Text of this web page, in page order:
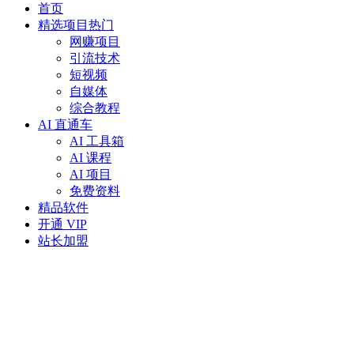
首页
精选项目 热门
网赚项目
引流技术
短视频
自媒体
综合教程
AI 直通车
AI 工具箱
AI 课程
AI 项目
免费资料
精品软件
开通 VIP
站长加盟